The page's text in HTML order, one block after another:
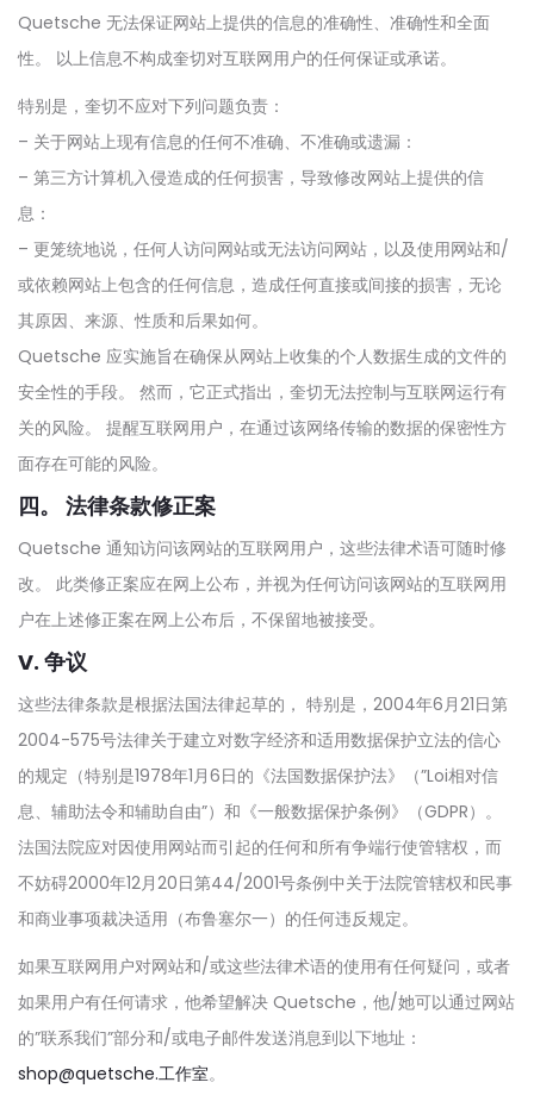
Quetsche 无法保证网站上提供的信息的准确性、准确性和全面
性。 以上信息不构成奎切对互联网用户的任何保证或承诺。
特别是，奎切不应对下列问题负责：
– 关于网站上现有信息的任何不准确、不准确或遗漏：
– 第三方计算机入侵造成的任何损害，导致修改网站上提供的信
息：
– 更笼统地说，任何人访问网站或无法访问网站，以及使用网站和/
或依赖网站上包含的任何信息，造成任何直接或间接的损害，无论
其原因、来源、性质和后果如何。
Quetsche 应实施旨在确保从网站上收集的个人数据生成的文件的
安全性的手段。 然而，它正式指出，奎切无法控制与互联网运行有
关的风险。 提醒互联网用户，在通过该网络传输的数据的保密性方
面存在可能的风险。
四。 法律条款修正案
Quetsche 通知访问该网站的互联网用户，这些法律术语可随时修
改。 此类修正案应在网上公布，并视为任何访问该网站的互联网用
户在上述修正案在网上公布后，不保留地被接受。
V. 争议
这些法律条款是根据法国法律起草的， 特别是，2004年6月21日第
2004-575号法律关于建立对数字经济和适用数据保护立法的信心
的规定（特别是1978年1月6日的《法国数据保护法》（”Loi相对信
息、辅助法令和辅助自由”）和《一般数据保护条例》（GDPR）。
法国法院应对因使用网站而引起的任何和所有争端行使管辖权，而
不妨碍2000年12月20日第44/2001号条例中关于法院管辖权和民事
和商业事项裁决适用（布鲁塞尔一）的任何违反规定。
如果互联网用户对网站和/或这些法律术语的使用有任何疑问，或者
如果用户有任何请求，他希望解决 Quetsche，他/她可以通过网站
的”联系我们”部分和/或电子邮件发送消息到以下地址：
shop@quetsche.工作室。